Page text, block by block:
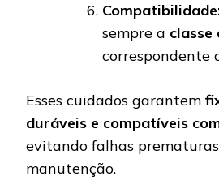
sempre a classe
correspondente
Esses cuidados garantem
duráveis e compatíveis
evitando falhas
manutenção.